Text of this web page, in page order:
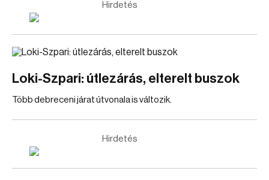
Hirdetés
Loki-Szpari: útlezárás, elterelt buszok
Több debreceni járat útvonala is változik.
Hirdetés